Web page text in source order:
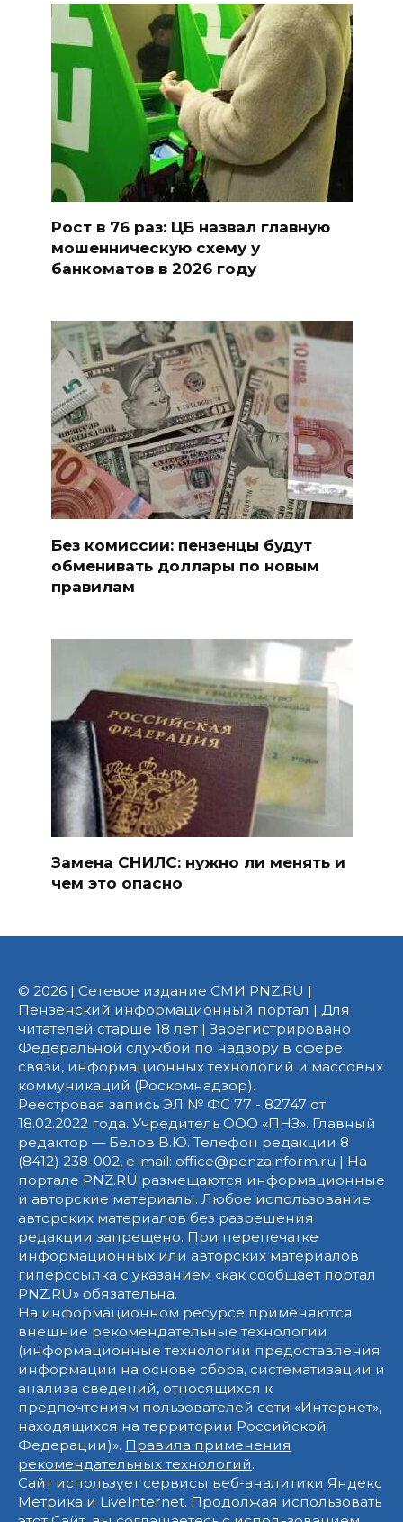
Рост в 76 раз: ЦБ назвал главную
мошенническую схему у
банкоматов в 2026 году
Без комиссии: пензенцы будут
обменивать доллары по новым
правилам
Замена СНИЛС: нужно ли менять и
чем это опасно
© 2026 | Сетевое издание СМИ PNZ.RU |
Пензенский информационный портал | Для
читателей старше 18 лет | Зарегистрировано
Федеральной службой по надзору в сфере
связи, информационных технологий и массовых
коммуникаций (Роскомнадзор).
Реестровая запись ЭЛ № ФС 77 - 82747 от
18.02.2022 года. Учредитель ООО «ПНЗ». Главный
редактор — Белов В.Ю. Телефон редакции 8
(8412) 238-002, e-mail: office@penzainform.ru | На
портале PNZ.RU размещаются информационные
и авторские материалы. Любое использование
авторских материалов без разрешения
редакции запрещено. При перепечатке
информационных или авторских материалов
гиперссылка с указанием «как сообщает портал
PNZ.RU» обязательна.
На информационном ресурсе применяются
внешние рекомендательные технологии
(информационные технологии предоставления
информации на основе сбора, систематизации и
анализа сведений, относящихся к
предпочтениям пользователей сети «Интернет»,
находящихся на территории Российской
Федерации)». Правила применения
рекомендательных технологий.
Сайт использует сервисы веб-аналитики Яндекс
Метрика и LiveInternet. Продолжая использовать